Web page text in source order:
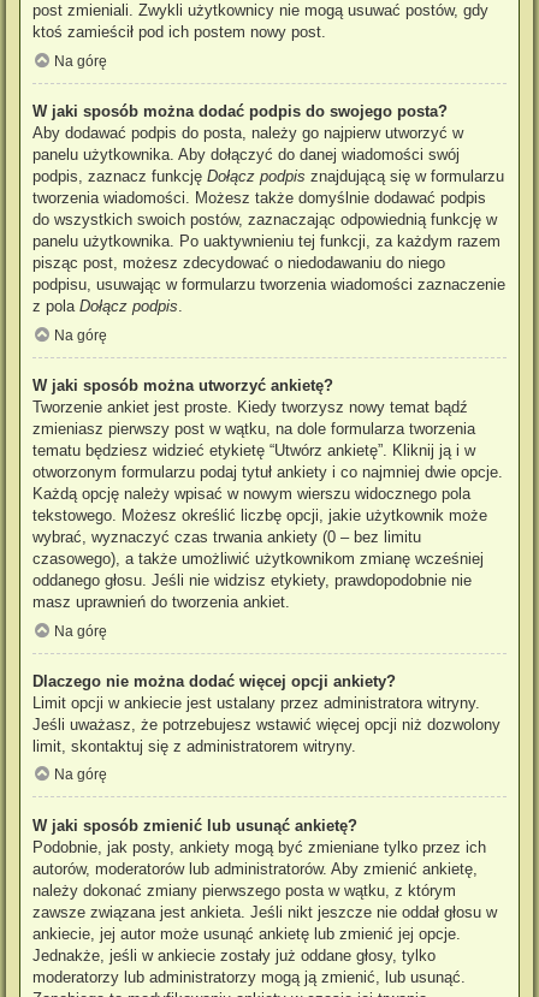
post zmieniali. Zwykli użytkownicy nie mogą usuwać postów, gdy
ktoś zamieścił pod ich postem nowy post.
Na górę
W jaki sposób można dodać podpis do swojego posta?
Aby dodawać podpis do posta, należy go najpierw utworzyć w
panelu użytkownika. Aby dołączyć do danej wiadomości swój
podpis, zaznacz funkcję Dołącz podpis znajdującą się w formularzu
tworzenia wiadomości. Możesz także domyślnie dodawać podpis
do wszystkich swoich postów, zaznaczając odpowiednią funkcję w
panelu użytkownika. Po uaktywnieniu tej funkcji, za każdym razem
pisząc post, możesz zdecydować o niedodawaniu do niego
podpisu, usuwając w formularzu tworzenia wiadomości zaznaczenie
z pola Dołącz podpis.
Na górę
W jaki sposób można utworzyć ankietę?
Tworzenie ankiet jest proste. Kiedy tworzysz nowy temat bądź
zmieniasz pierwszy post w wątku, na dole formularza tworzenia
tematu będziesz widzieć etykietę “Utwórz ankietę”. Kliknij ją i w
otworzonym formularzu podaj tytuł ankiety i co najmniej dwie opcje.
Każdą opcję należy wpisać w nowym wierszu widocznego pola
tekstowego. Możesz określić liczbę opcji, jakie użytkownik może
wybrać, wyznaczyć czas trwania ankiety (0 – bez limitu
czasowego), a także umożliwić użytkownikom zmianę wcześniej
oddanego głosu. Jeśli nie widzisz etykiety, prawdopodobnie nie
masz uprawnień do tworzenia ankiet.
Na górę
Dlaczego nie można dodać więcej opcji ankiety?
Limit opcji w ankiecie jest ustalany przez administratora witryny.
Jeśli uważasz, że potrzebujesz wstawić więcej opcji niż dozwolony
limit, skontaktuj się z administratorem witryny.
Na górę
W jaki sposób zmienić lub usunąć ankietę?
Podobnie, jak posty, ankiety mogą być zmieniane tylko przez ich
autorów, moderatorów lub administratorów. Aby zmienić ankietę,
należy dokonać zmiany pierwszego posta w wątku, z którym
zawsze związana jest ankieta. Jeśli nikt jeszcze nie oddał głosu w
ankiecie, jej autor może usunąć ankietę lub zmienić jej opcje.
Jednakże, jeśli w ankiecie zostały już oddane głosy, tylko
moderatorzy lub administratorzy mogą ją zmienić, lub usunąć.